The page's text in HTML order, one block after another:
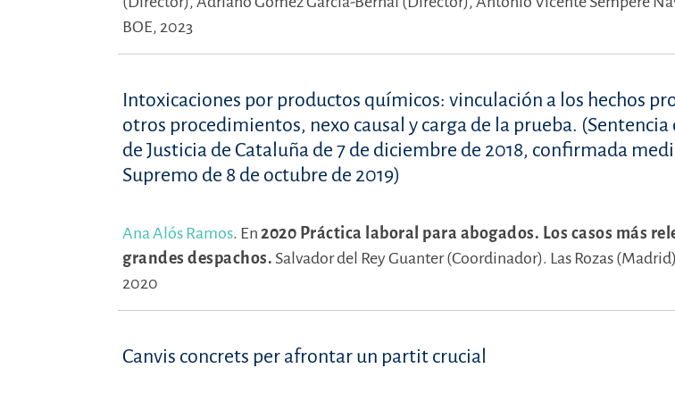
BOE, 2023
Intoxicaciones por productos químicos: vinculación a los hechos
otros procedimientos, nexo causal y carga de la prueba.
de Justicia de Cataluña de 7 de diciembre de 2018, confirmada
Supremo de 8 de octubre de 2019)
Ana Alós Ramos. En 2020 Práctica laboral para abogados. Los casos más
grandes despachos. Salvador del Rey Guanter (Coordinador). Las Rozas
2020
Canvis concrets per afrontar un partit crucial